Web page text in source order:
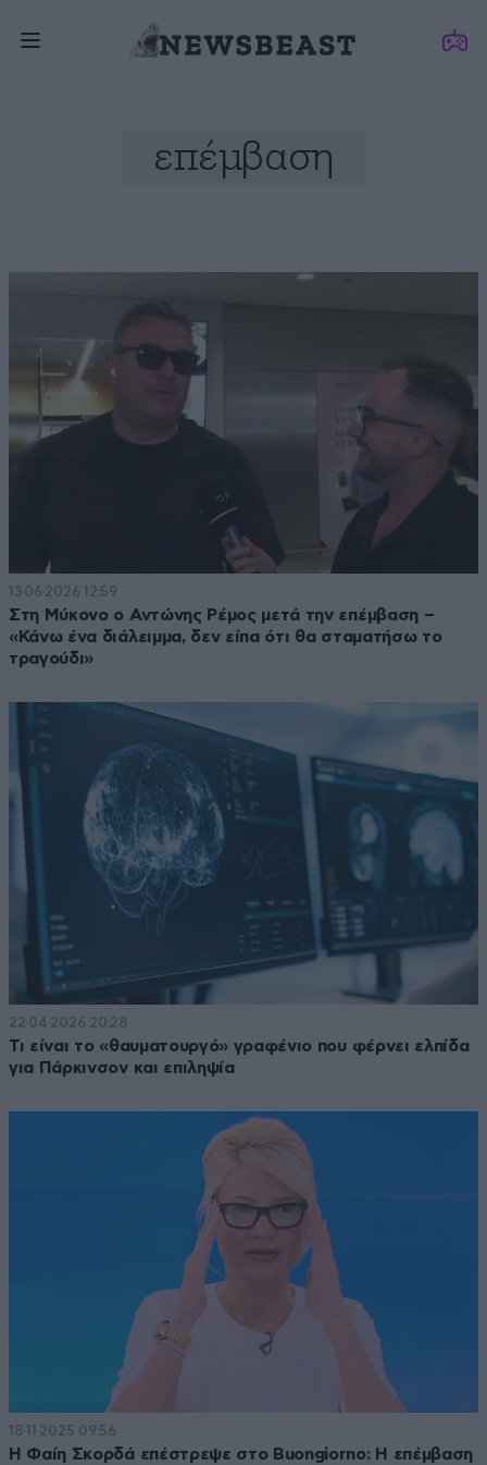
επέμβαση
13·06·2026 12:59
Στη Μύκονο ο Αντώνης Ρέμος μετά την επέμβαση –
«Κάνω ένα διάλειμμα, δεν είπα ότι θα σταματήσω το
τραγούδι»
22·04·2026 20:28
Τι είναι το «θαυματουργό» γραφένιο που φέρνει ελπίδα
για Πάρκινσον και επιληψία
18·11·2025 09:56
Η Φαίη Σκορδά επέστρεψε στο Buongiorno: Η επέμβαση